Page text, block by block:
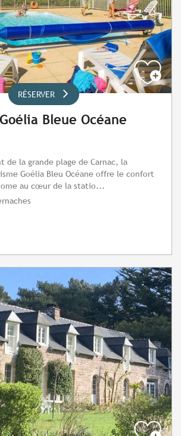
RÉSERVER
Bleue Océane
de la grande plage de Carnac, la
Goélia Bleu Océane offre le confort
au cœur de la statio...